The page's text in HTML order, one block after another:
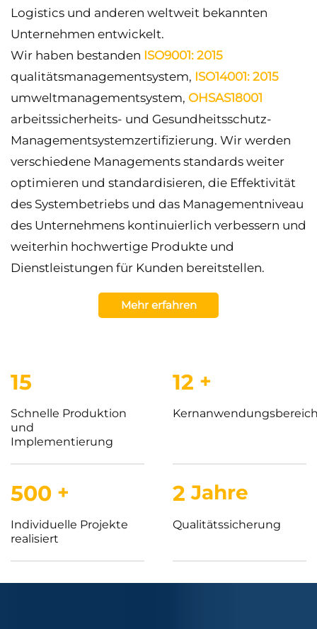
Logistics und anderen weltweit bekannten
Unternehmen entwickelt.
Wir haben bestanden ISO9001: 2015
qualitätsmanagementsystem, ISO14001: 2015
umweltmanagementsystem, OHSAS18001
arbeitssicherheits- und Gesundheitsschutz-
Managementsystemzertifizierung. Wir werden
verschiedene Managements standards weiter
optimieren und standardisieren, die Effektivität
des Systembetriebs und das Managementniveau
des Unternehmens kontinuierlich verbessern und
weiterhin hochwertige Produkte und
Dienstleistungen für Kunden bereitstellen.
Mehr erfahren
15
Schnelle Produktion
und
Implementierung
12 +
500 +
Individuelle Projekte
realisiert
2 Jahre
Qualitätssicherung